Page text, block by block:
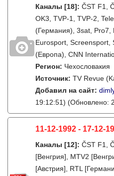
Каналы [18]: ČST F1,
OK3, TVP-1, TVP-2,
(Германия), 3sat, Pro7,
Eurosport, Screensport,
(Европа), CNN
Регион: Чехословакия
Источник: TV Revue
Добавил на сайт:
19:12:51) (Обновлено:
11-12-1992 - 17-12-
Каналы [12]: ČST F1,
[Венгрия], MTV2
[Австрия], RTL